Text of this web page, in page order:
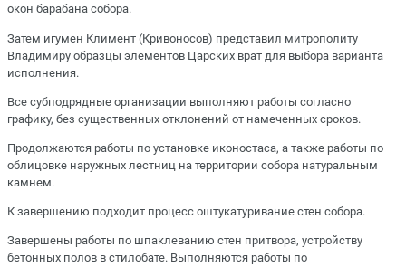
окон барабана собора.
Затем игумен Климент (Кривоносов) представил митрополиту
Владимиру образцы элементов Царских врат для выбора варианта
исполнения.
Все субподрядные организации выполняют работы согласно
графику, без существенных отклонений от намеченных сроков.
Продолжаются работы по установке иконостаса, а также работы по
облицовке наружных лестниц на территории собора натуральным
камнем.
К завершению подходит процесс оштукатуривание стен собора.
Завершены работы по шпаклеванию стен притвора, устройству
бетонных полов в стилобате. Выполняются работы по